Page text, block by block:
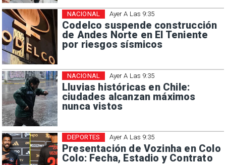
Ayer A Las 9:35
Codelco suspende construcción
de Andes Norte en El Teniente
por riesgos sísmicos
NACIONAL
Ayer A Las 9:35
Lluvias históricas en Chile:
ciudades alcanzan máximos
nunca vistos
NACIONAL
Ayer A Las 9:35
Presentación de Vozinha en Colo
Colo: Fecha, Estadio y Contrato
DEPORTES